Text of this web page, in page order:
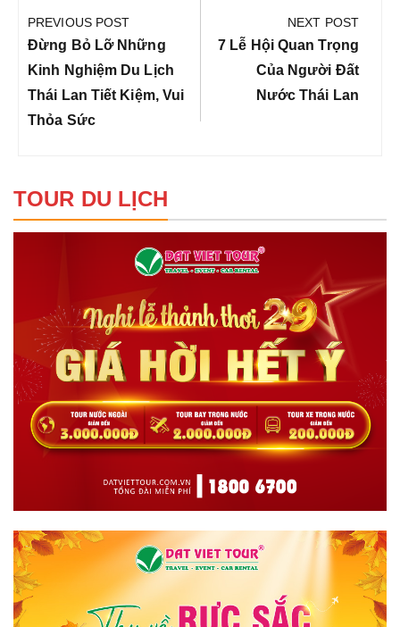
hướng
bài
viết
PREVIOUS POST
Previous
Post:
Đừng Bỏ Lỡ Những
Kinh Nghiệm Du Lịch
Thái Lan Tiết Kiệm, Vui
Thỏa Sức
NEXT POST
Next
7 Lễ Hội Quan Trọng
Của Người Đất
Nước Thái Lan
TOUR DU LỊCH